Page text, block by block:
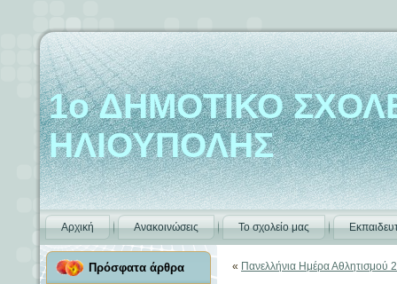
1ο ΔΗΜΟΤΙΚΟ
ΗΛΙΟΥΠΟΛΗΣ
Αρχική Ανακοινώσεις Το σχολείο μας
Πρόσφατα άρθρα « Πανελλήνια Ημέρα Αθλητισμού